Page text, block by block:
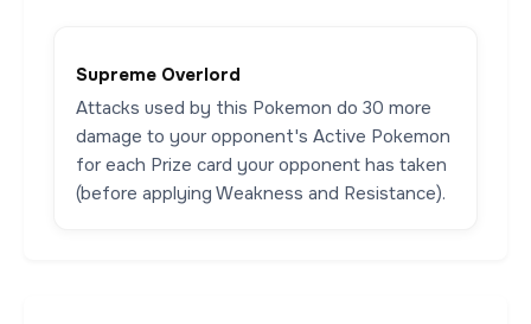
Supreme Overlord
Attacks used by this Pokemon do 30 more
damage to your opponent's Active Pokemon
for each Prize card your opponent has taken
(before applying Weakness and Resistance).